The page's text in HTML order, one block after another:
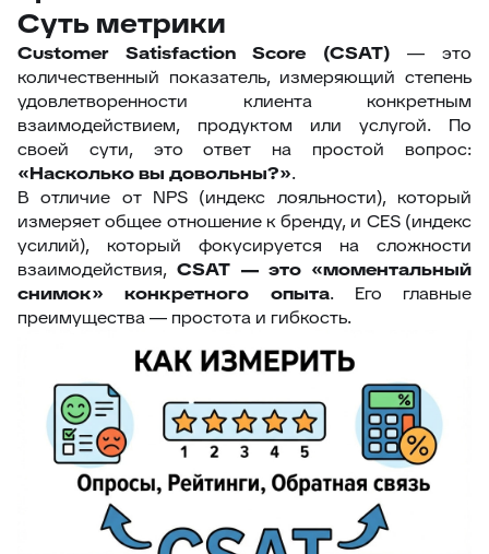
Суть метрики
Customer Satisfaction Score (CSAT) — это
количественный показатель, измеряющий степень
удовлетворенности клиента конкретным
взаимодействием, продуктом или услугой. По
своей сути, это ответ на простой вопрос:
«Насколько вы довольны?».
В отличие от NPS (индекс лояльности), который
измеряет общее отношение к бренду, и CES (индекс
усилий), который фокусируется на сложности
взаимодействия,CSAT — это «моментальный
снимок» конкретного опыта. Его главные
преимущества — простота и гибкость.